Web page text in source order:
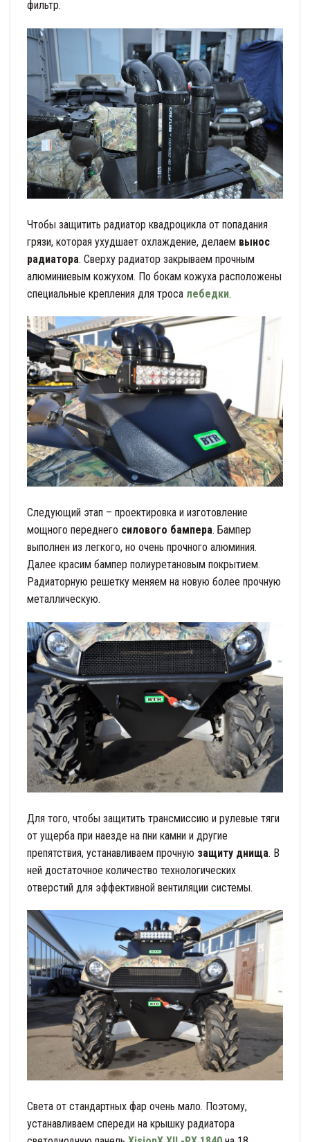
фильтр.
Чтобы защитить радиатор квадроцикла от попадания
грязи, которая ухудшает охлаждение, делаем вынос
радиатора. Сверху радиатор закрываем прочным
алюминиевым кожухом. По бокам кожуха расположены
специальные крепления для троса лебедки.
Следующий этап – проектировка и изготовление
мощного переднего силового бампера. Бампер
выполнен из легкого, но очень прочного алюминия.
Далее красим бампер полиуретановым покрытием.
Радиаторную решетку меняем на новую более прочную
металлическую.
Для того, чтобы защитить трансмиссию и рулевые тяги
от ущерба при наезде на пни камни и другие
препятствия, устанавливаем прочную защиту днища. В
ней достаточное количество технологических
отверстий для эффективной вентиляции системы.
Света от стандартных фар очень мало. Поэтому,
устанавливаем спереди на крышку радиатора